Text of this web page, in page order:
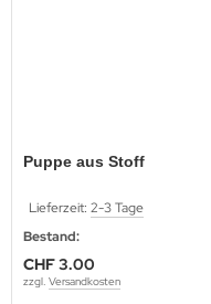
Puppe aus Stoff
Lieferzeit: 2-3 Tage
Bestand:
CHF 3.00
zzgl. Versandkosten